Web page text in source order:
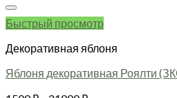
Быстрый просмотр
Декоративная яблоня
Яблоня декоративная Роялти